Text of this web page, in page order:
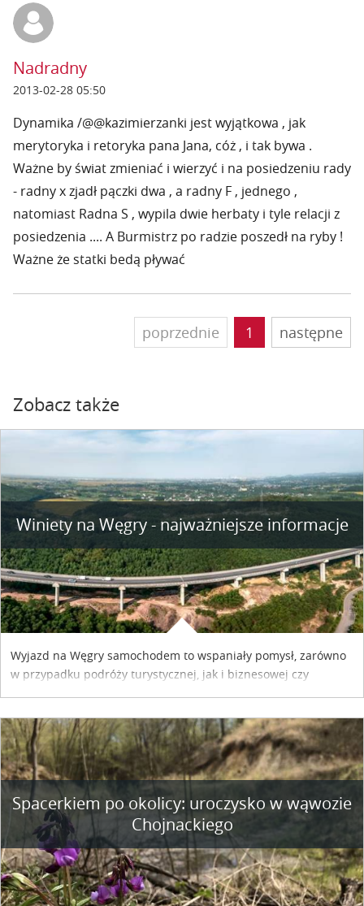
Nadradny
2013-02-28 05:50
Dynamika /@@kazimierzanki jest wyjątkowa , jak
merytoryka i retoryka pana Jana, cóż , i tak bywa .
Ważne by świat zmieniać i wierzyć i na posiedzeniu rady
- radny x zjadł pączki dwa , a radny F , jednego ,
natomiast Radna S , wypila dwie herbaty i tyle relacji z
posiedzenia .... A Burmistrz po radzie poszedł na ryby !
Ważne że statki bedą pływać
poprzednie 1 następne
Zobacz także
Winiety na Węgry - najważniejsze informacje
Wyjazd na Węgry samochodem to wspaniały pomysł, zarówno
w przypadku podróży turystycznej, jak i biznesowej czy
współpracy reklamowej z Hungary Vignette.
Spacerkiem po okolicy: uroczysko w wąwozie
Chojnackiego